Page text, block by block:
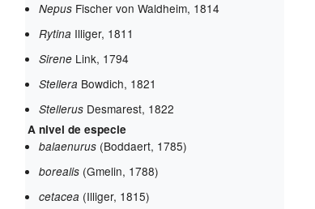
Nepus Fischer von Waldheim, 1814
Rytina Illiger, 1811
Sirene Link, 1794
Stellera Bowdich, 1821
Stellerus Desmarest, 1822
A nivel de especie
balaenurus (Boddaert, 1785)
borealis (Gmelin, 1788)
cetacea (Illiger, 1815)